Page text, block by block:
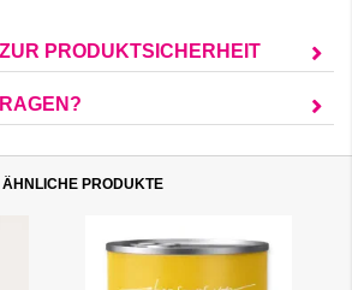
PRODUKTSICHERHEIT
ÄHNLICHE PRODUKTE